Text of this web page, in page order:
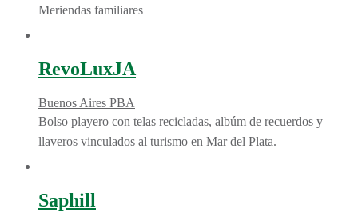
Meriendas familiares
RevoLuxJA
Buenos Aires PBA
Bolso playero con telas recicladas, albúm de recuerdos y
llaveros vinculados al turismo en Mar del Plata.
Saphill